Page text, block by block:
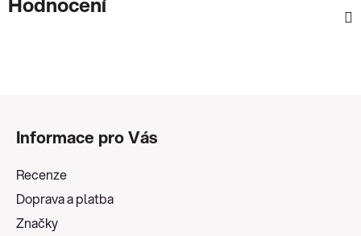
Informace pro Vás
Recenze
Doprava a platba
Značky